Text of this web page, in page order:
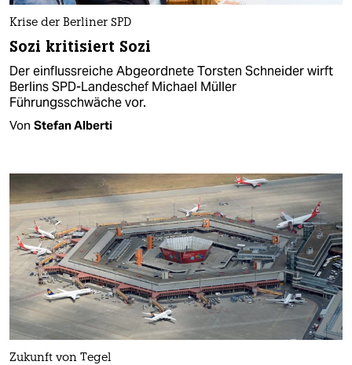
Krise der Berliner SPD
Sozi kritisiert Sozi
Der einflussreiche Abgeordnete Torsten Schneider wirft
Berlins SPD-Landeschef Michael Müller
Führungsschwäche vor.
Von Stefan Alberti
Zukunft von Tegel